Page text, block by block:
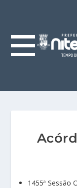
1455ª Sessão